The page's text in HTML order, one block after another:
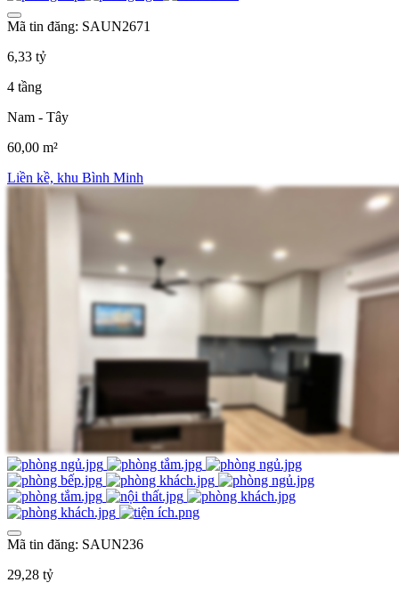
Mã tin đăng: SAUN2671
6,33 tỷ
4 tầng
Nam - Tây
60,00 m²
Liền kề, khu Bình Minh
Mã tin đăng: SAUN236
29,28 tỷ